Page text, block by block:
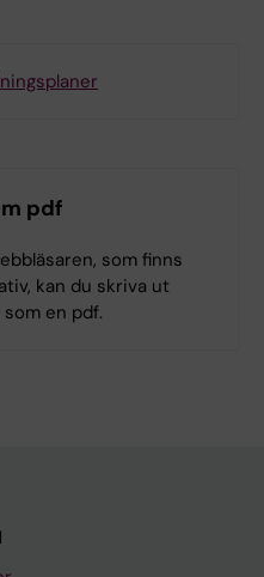
pdf
som finns
kan du skriva ut
en pdf.